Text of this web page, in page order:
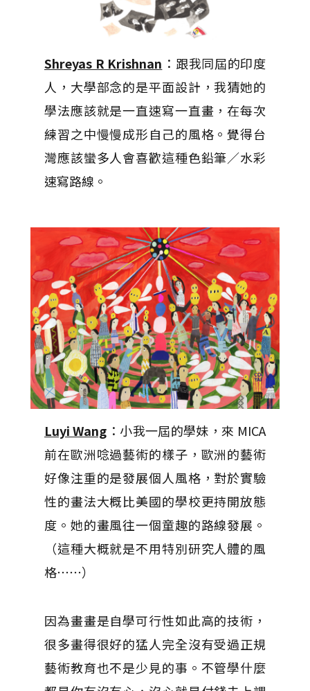
Shreyas R Krishnan ：跟我同屆的印度
人，大學部念的是平面設計，我猜她的
學法應該就是一直速寫一直畫，在每次
練習之中慢慢成形自己的風格。覺得台
灣應該蠻多人會喜歡這種色鉛筆／水彩
速寫路線。
Luyi Wang ：小我一屆的學妹，來 MICA
前在歐洲唸過藝術的樣子，歐洲的藝術
好像注重的是發展個人風格，對於實驗
性的畫法大概比美國的學校更持開放態
度。她的畫風往一個童趣的路線發展。
（這種大概就是不用特別研究人體的風
格⋯⋯）
因為畫畫是自學可行性如此高的技術，
很多畫得很好的猛人完全沒有受過正規
藝術教育也不是少見的事。不管學什麼